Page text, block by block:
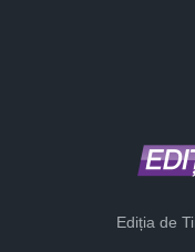
Ediția de